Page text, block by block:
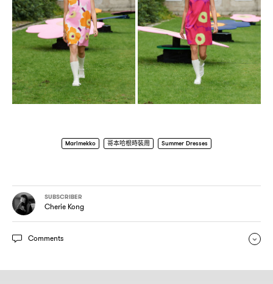
Marimekko 哥本哈根時裝周 Summer Dresses
SUBSCRIBER
Cherie Kong
Comments